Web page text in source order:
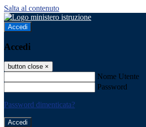
Salta al contenuto
Accedi
Accedi
button close ×
Nome Utente
Password
Password dimenticata?